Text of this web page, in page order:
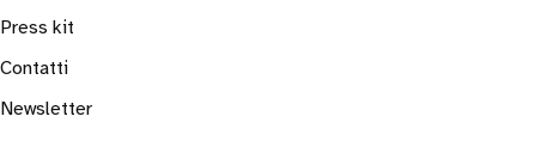
Press kit
Contatti
Newsletter